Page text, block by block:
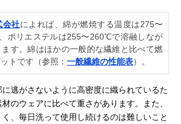
会社によれば、綿が燃焼する温度は275〜
ポリエステルは255〜260℃で溶融しなが
す。綿はほかの一般的な繊維と比べて燃
トです（参照： 一般繊維の性能表）。
逃がさないように高密度に織られているた
のウェアに比べて重さがあります。また、
、毎日洗って使用し続けるのは難しいこと